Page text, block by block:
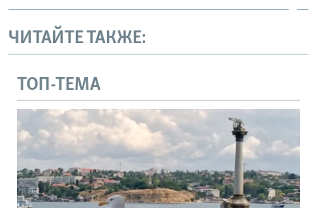
ЧИТАЙТЕ ТАКЖЕ:
ТОП-ТЕМА